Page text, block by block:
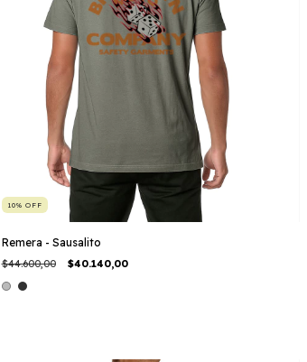
10% OFF
Remera - Sausalito
$44.600,00 $40.140,00